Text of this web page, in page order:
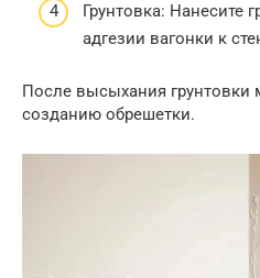
Грунтовка: Нанесите
адгезии вагонки к
После высыхания грунтовки
созданию обрешетки.